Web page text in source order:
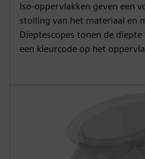
Iso-oppervlakken geven een
stolling van het materiaal en
Dieptescopes tonen de
een kleurcode op het